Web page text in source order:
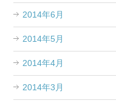
2014年6月
2014年5月
2014年4月
2014年3月